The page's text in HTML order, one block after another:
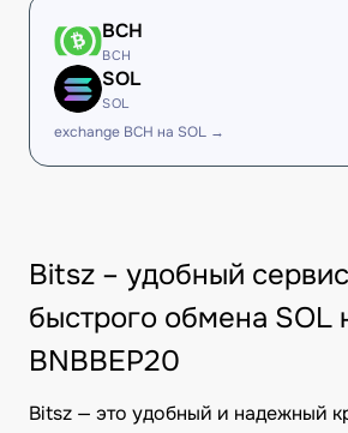
BCH
BCH
SOL
SOL
exchange BCH на SOL →
Bitsz – удобный
быстрого обмена SOL
BNBBEP20
Bitsz — это удобный и надежный